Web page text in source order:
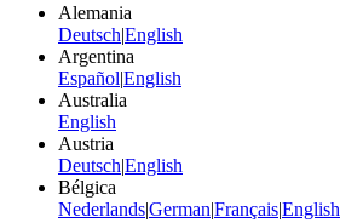
Alemania
Deutsch|English
Argentina
Español|English
Australia
English
Austria
Deutsch|English
Bélgica
Nederlands|German|Français|English